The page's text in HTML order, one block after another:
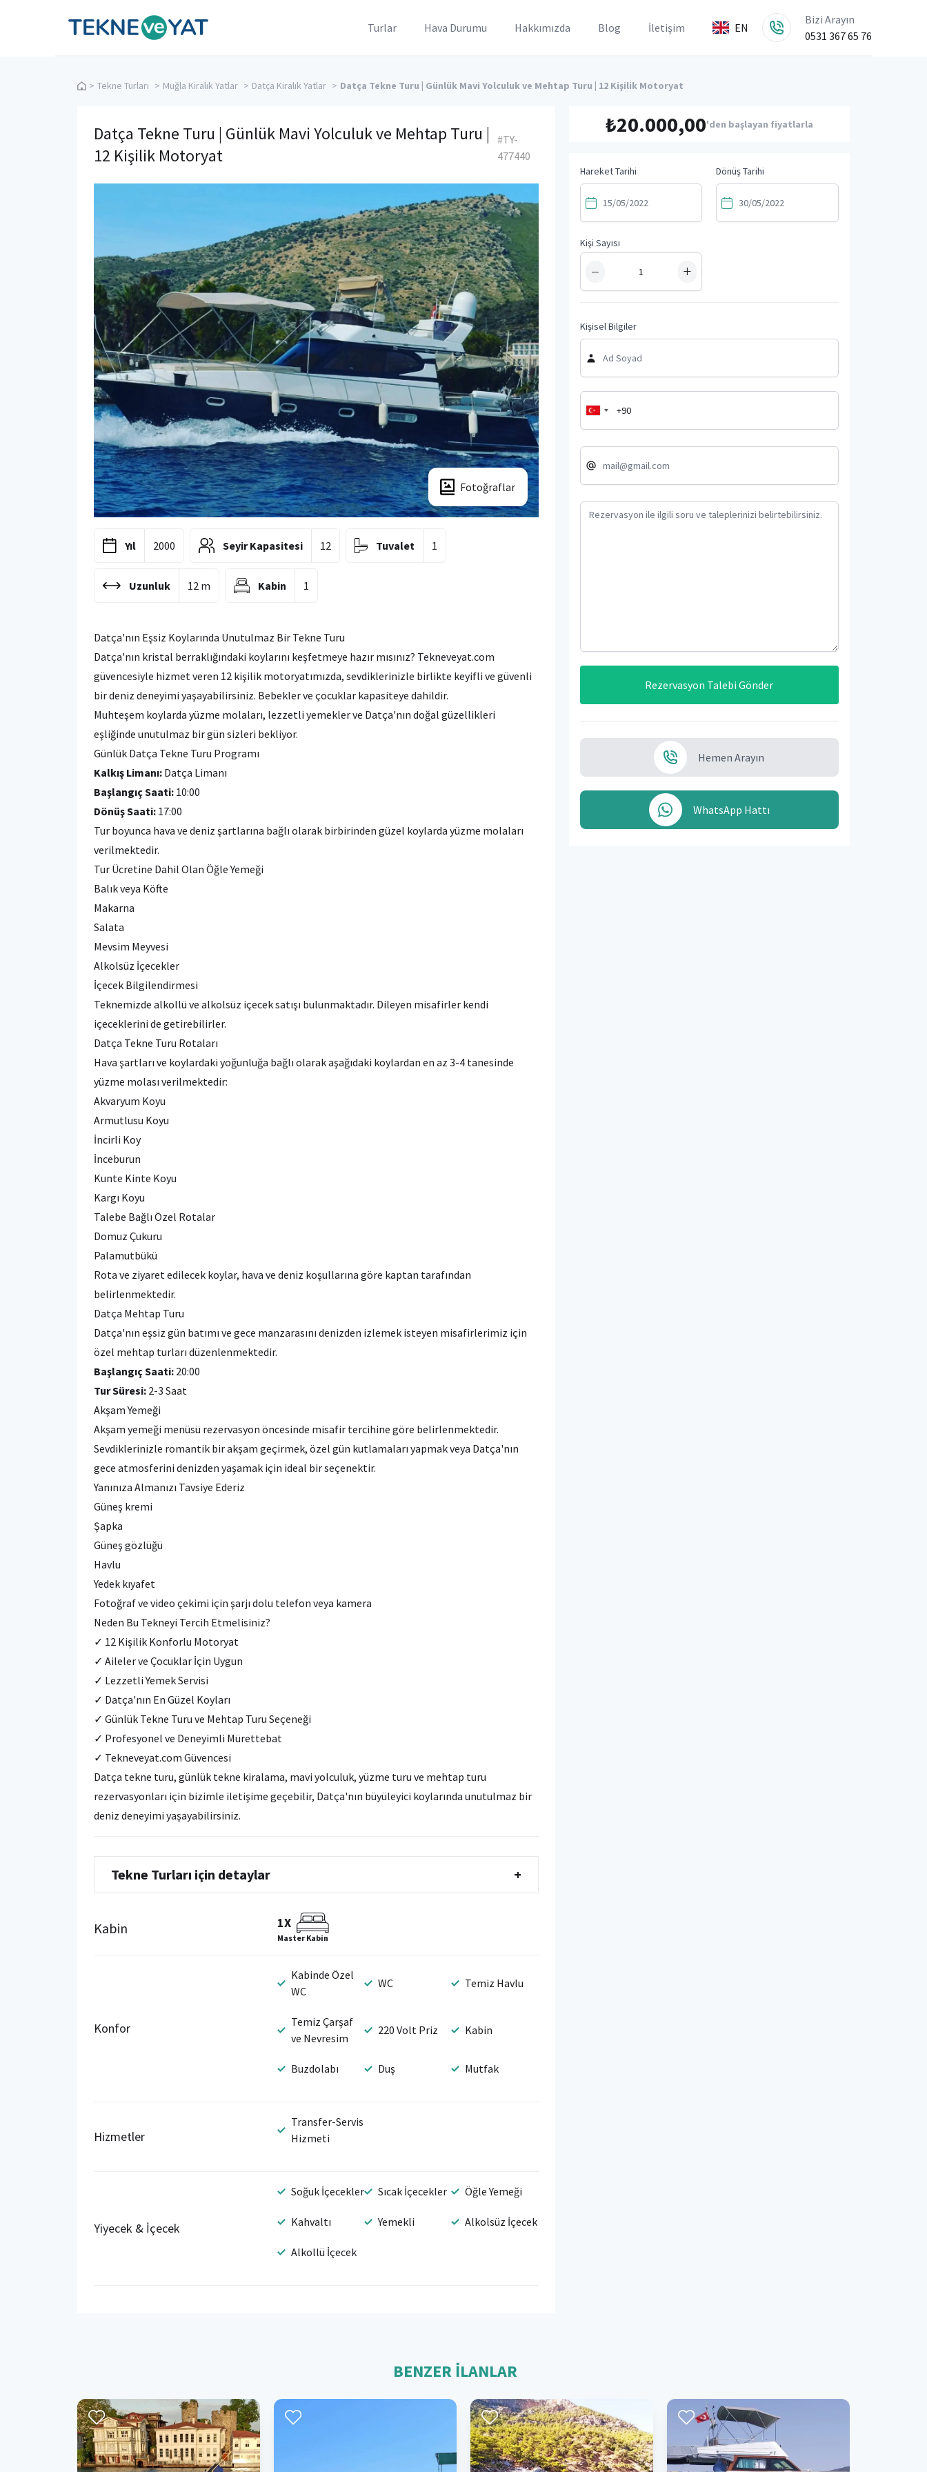
Tekne ve Yat Turlar Hava Durumu Hakkımızda Blog İletişim EN
Bizi Arayın
0531 367 65 76
> Tekne Turları > Muğla Kiralık Yatlar > Datça Kiralık Yatlar > Datça Tekne Turu | Günlük Mavi Yolculuk ve Mehtap Turu | 12 Kişilik Motoryat
Datça Tekne Turu | Günlük Mavi Yolculuk ve Mehtap Turu |
12 Kişilik Motoryat
#TY-
477440
Fotoğraflar
Yıl 2000 Seyir Kapasitesi 12 Tuvalet 1
Uzunluk 12 m Kabin 1
Datça'nın Eşsiz Koylarında Unutulmaz Bir Tekne Turu
Datça'nın kristal berraklığındaki koylarını keşfetmeye hazır mısınız? Tekneveyat.com
güvencesiyle hizmet veren 12 kişilik motoryatımızda, sevdiklerinizle birlikte keyifli ve güvenli
bir deniz deneyimi yaşayabilirsiniz. Bebekler ve çocuklar kapasiteye dahildir.
Muhteşem koylarda yüzme molaları, lezzetli yemekler ve Datça'nın doğal güzellikleri
eşliğinde unutulmaz bir gün sizleri bekliyor.
Günlük Datça Tekne Turu Programı
Kalkış Limanı: Datça Limanı
Başlangıç Saati: 10:00
Dönüş Saati: 17:00
Tur boyunca hava ve deniz şartlarına bağlı olarak birbirinden güzel koylarda yüzme molaları
verilmektedir.
Tur Ücretine Dahil Olan Öğle Yemeği
Balık veya Köfte
Makarna
Salata
Mevsim Meyvesi
Alkolsüz İçecekler
İçecek Bilgilendirmesi
Teknemizde alkollü ve alkolsüz içecek satışı bulunmaktadır. Dileyen misafirler kendi
içeceklerini de getirebilirler.
Datça Tekne Turu Rotaları
Hava şartları ve koylardaki yoğunluğa bağlı olarak aşağıdaki koylardan en az 3-4 tanesinde
yüzme molası verilmektedir:
Akvaryum Koyu
Armutlusu Koyu
İncirli Koy
İnceburun
Kunte Kinte Koyu
Kargı Koyu
Talebe Bağlı Özel Rotalar
Domuz Çukuru
Palamutbükü
Rota ve ziyaret edilecek koylar, hava ve deniz koşullarına göre kaptan tarafından
belirlenmektedir.
Datça Mehtap Turu
Datça'nın eşsiz gün batımı ve gece manzarasını denizden izlemek isteyen misafirlerimiz için
özel mehtap turları düzenlenmektedir.
Başlangıç Saati: 20:00
Tur Süresi: 2-3 Saat
Akşam Yemeği
Akşam yemeği menüsü rezervasyon öncesinde misafir tercihine göre belirlenmektedir.
Sevdiklerinizle romantik bir akşam geçirmek, özel gün kutlamaları yapmak veya Datça'nın
gece atmosferini denizden yaşamak için ideal bir seçenektir.
Yanınıza Almanızı Tavsiye Ederiz
Güneş kremi
Şapka
Güneş gözlüğü
Havlu
Yedek kıyafet
Fotoğraf ve video çekimi için şarjı dolu telefon veya kamera
Neden Bu Tekneyi Tercih Etmelisiniz?
✓ 12 Kişilik Konforlu Motoryat
✓ Aileler ve Çocuklar İçin Uygun
✓ Lezzetli Yemek Servisi
✓ Datça'nın En Güzel Koyları
✓ Günlük Tekne Turu ve Mehtap Turu Seçeneği
✓ Profesyonel ve Deneyimli Mürettebat
✓ Tekneveyat.com Güvencesi
Datça tekne turu, günlük tekne kiralama, mavi yolculuk, yüzme turu ve mehtap turu
rezervasyonları için bizimle iletişime geçebilir, Datça'nın büyüleyici koylarında unutulmaz bir
deniz deneyimi yaşayabilirsiniz.
Tekne Turları için detaylar +
Kabin 1X
Master Kabin
Konfor
Kabinde Özel
WC
WC Temiz Havlu
Temiz Çarşaf
ve Nevresim
220 Volt Priz Kabin
Buzdolabı Duş Mutfak
Hizmetler
Transfer-Servis
Hizmeti
Yiyecek & İçecek
Soğuk İçecekler Sıcak İçecekler Öğle Yemeği
Kahvaltı Yemekli Alkolsüz İçecek
Alkollü İçecek
₺20.000,00'den başlayan fiyatlarla
Hareket Tarihi Dönüş Tarihi
Kişi Sayısı
− +
Kişisel Bilgiler
Rezervasyon Talebi Gönder
Hemen Arayın
WhatsApp Hattı
BENZER İLANLAR